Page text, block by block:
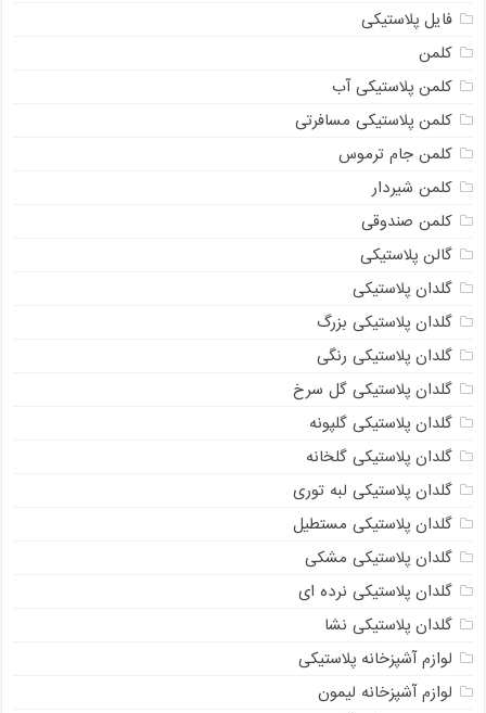
فایل پلاستیکی
کلمن
کلمن پلاستیکی آب
کلمن پلاستیکی مسافرتی
کلمن جام ترموس
کلمن شیردار
کلمن صندوقی
گالن پلاستیکی
گلدان پلاستیکی
گلدان پلاستیکی بزرگ
گلدان پلاستیکی رنگی
گلدان پلاستیکی گل سرخ
گلدان پلاستیکی گلپونه
گلدان پلاستیکی گلخانه
گلدان پلاستیکی لبه توری
گلدان پلاستیکی مستطیل
گلدان پلاستیکی مشکی
گلدان پلاستیکی نرده ای
گلدان پلاستیکی نشا
لوازم آشپزخانه پلاستیکی
لوازم آشپزخانه لیمون